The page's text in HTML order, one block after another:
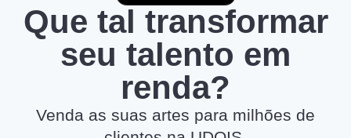
Que tal transformar
seu talento em
renda?
Venda as suas artes para milhões de